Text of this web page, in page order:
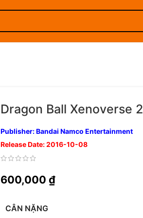
Dragon Ball Xenoverse 2
Publisher: Bandai Namco Entertainment
Release Date: 2016-10-08
600,000 ₫
CÂN NẶNG